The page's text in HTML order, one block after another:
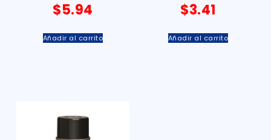
$5.94
Añadir al carrito
$3.41
Añadir al carrito